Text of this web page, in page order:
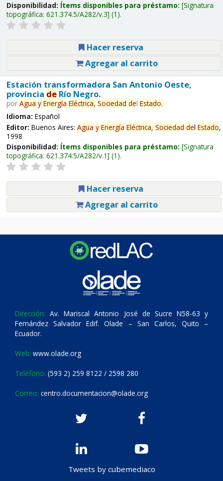
Disponibilidad: Ítems disponibles para préstamo: Signatura
topográfica: 621.374.5/A282/v.3 (1).
Hacer reserva
Agregar al carrito
Estación transformadora San Antonio Oeste,
provincia deRío Negro.
por Agua y Energía Eléctrica, Sociedad del Estado.
Idioma: Español
Editor: Buenos Aires: Agua y Energía Eléctrica, Sociedad del Estado,
1998
Disponibilidad: Ítems disponibles para préstamo: Signatura
topográfica: 621.374.5/A282/v.1 (1).
Hacer reserva
Agregar al carrito
Dirección: Av. Mariscal Antonio José de Sucre N58-63 y
Fernández Salvador Edif. Olade – San Carlos, Quito –
Ecuador.
Web: www.olade.org
Teléfono: (593 2) 259 8122 / 2598 280
Correo: centro.documentacion@olade.org
Tweets by cubemediaco